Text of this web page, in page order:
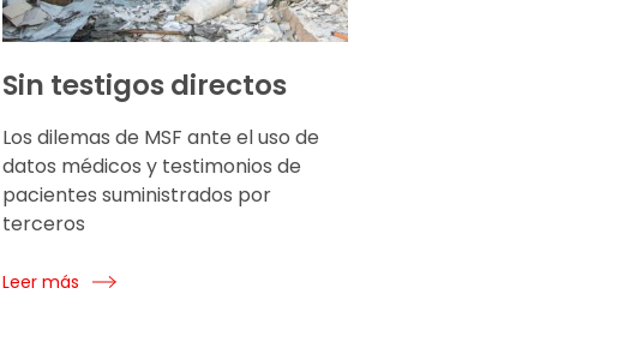
Sin testigos directos
Los dilemas de MSF ante el uso de
datos médicos y testimonios de
pacientes suministrados por
terceros
Leer más